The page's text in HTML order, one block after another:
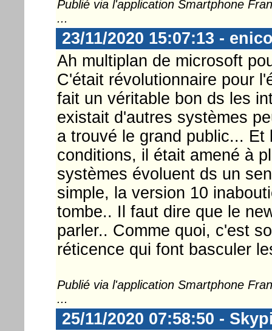
Publié via l'application Smartphone
...
23/11/2020 15:07:13 -
Ah multiplan de microsoft
C'était révolutionnaire pour
fait un véritable bon ds les
existait d'autres systèmes
a trouvé le grand public...
conditions, il était amené à
systèmes évoluent ds un
simple, la version 10
tombe.. Il faut dire que le
parler.. Comme quoi, c'est
réticence qui font basculer
Publié via l'application Smartphone
...
25/11/2020 07:58:50 -